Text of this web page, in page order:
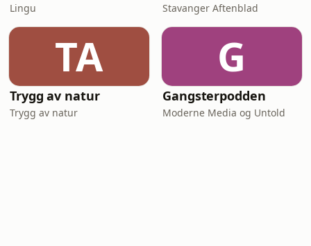
Lingu Stavanger Aftenblad
TA
Trygg av natur
Trygg av natur
G
Gangsterpodden
Moderne Media og Untold